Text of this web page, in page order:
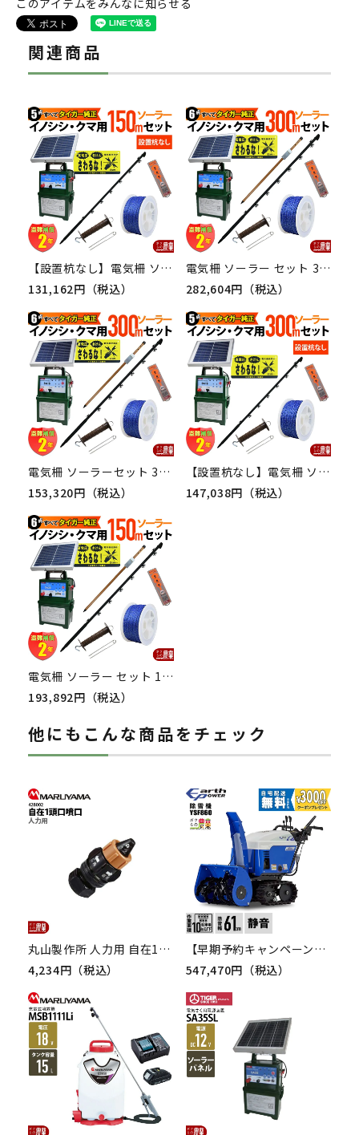
このアイテムをみんなに知らせる
関連商品
【設置杭なし】電気柵 ソーラーセット 150m タイガー イノシシ・クマ対策 電気柵 タイガー 2段張 SA30SL 獣害対策商品 防獣商品 熊 いのしし 対策
131,162円（税込）
電気柵 ソーラー セット 300m タイガー イノシシ対策 電気柵 タイガー 2段張 SA30SL 獣害対策商品 防獣商品 熊 いのしし 対策
282,604円（税込）
電気柵 ソーラーセット 300m タイガー イノシシ・クマ対策 電気柵 タイガー 2段張 SA15SL 獣害対策商品 防獣商品 熊 いのしし 対策
153,320円（税込）
【設置杭なし】電気柵 ソーラーセット 300m タイガー イノシシ・クマ対策 電気柵 タイガー 2段張 SA15SL 獣害対策商品 防獣商品 熊 いのしし 対策
147,038円（税込）
電気柵 ソーラー セット 150m タイガー イノシシ対策 電気柵 タイガー 2段張 SA30SL 獣害対策商品 防獣商品 熊 いのしし 対策
193,892円（税込）
他にもこんな商品をチェック
丸山製作所 人力用 自在1頭口 G1/4 428002 噴霧器用 パーツ ノズル
4,234円（税込）
【早期予約キャンペーン★次回使える3000円クーポンプレゼント】アースパワー 除雪機 ウィルビー 除雪機 家庭用 YSF860 8馬力 除雪幅61.5cm EARTH POWER YSF-860 Willbe
547,470円（税込）